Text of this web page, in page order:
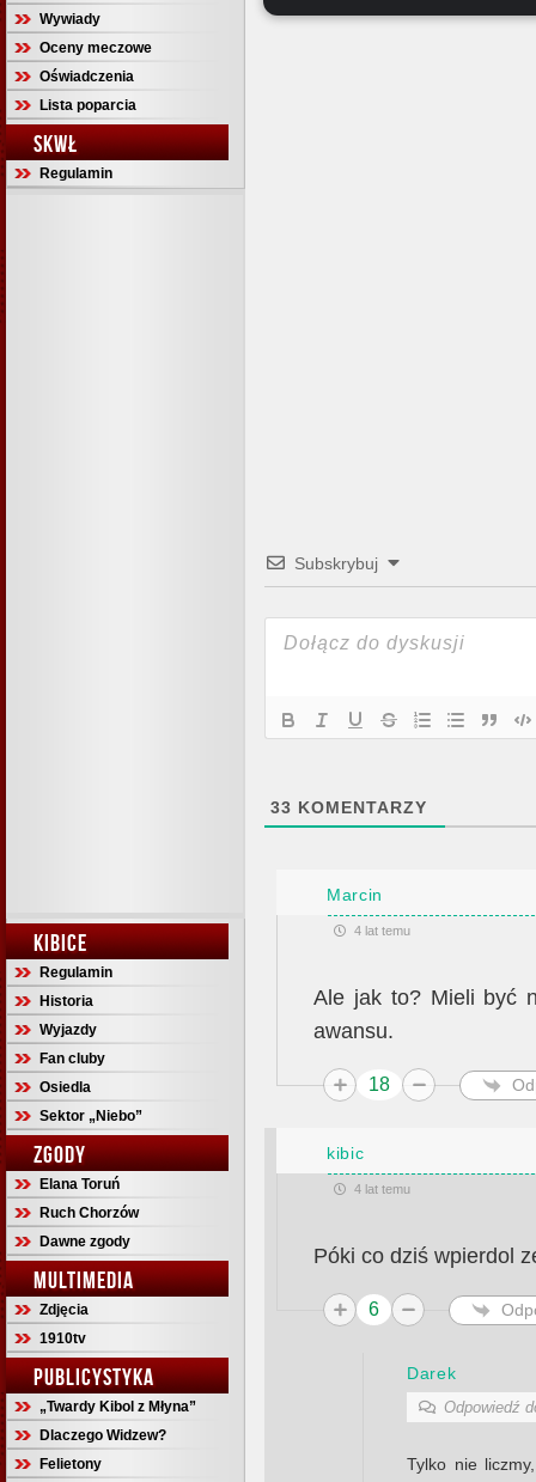
Wywiady
Oceny meczowe
Oświadczenia
Lista poparcia
SKWŁ
Regulamin
KIBICE
Regulamin
Historia
Wyjazdy
Fan cluby
Osiedla
Sektor „Niebo”
ZGODY
Elana Toruń
Ruch Chorzów
Dawne zgody
MULTIMEDIA
Zdjęcia
1910tv
PUBLICYSTYKA
„Twardy Kibol z Młyna”
Dlaczego Widzew?
Felietony
Subskrybuj
33 KOMENTARZY
Marcin
4 lat temu
Ale jak to? Mieli być
awansu.
18
kibic
4 lat temu
Póki co dziś wpierdol
6
Darek
Odpowiedź
Tylko nie